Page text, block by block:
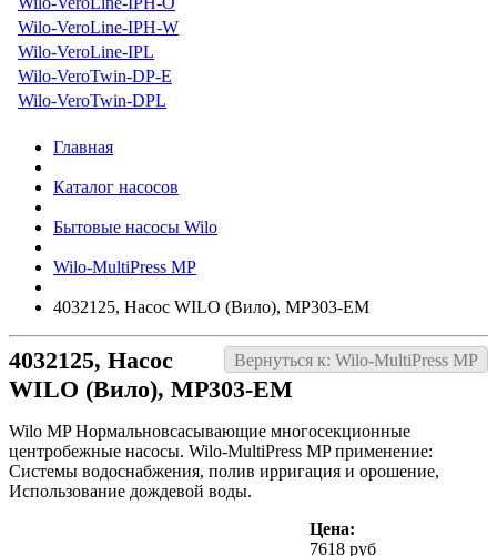
Wilo-VeroLine-IPH-W
Wilo-VeroLine-IPL
Wilo-VeroTwin-DP-E
Wilo-VeroTwin-DPL
Главная
Каталог насосов
Бытовые насосы Wilo
Wilo-MultiPress MP
4032125, Насос WILO (Вило), MP303-EM
Вернуться к: Wilo-MultiPress MP
4032125, Насос
WILO (Вило), MP303-EM
Wilo MP Нормальновсасывающие многосекционные
центробежные насосы. Wilo-MultiPress MP применение:
Системы водоснабжения, полив ирригация и орошение,
Использование дождевой воды.
Цена:
7618 руб